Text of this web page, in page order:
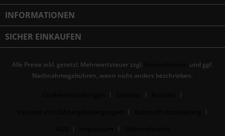
INFORMATIONEN
SICHER EINKAUFEN
Alle Preise inkl. gesetzl. Mehrwertsteuer zzgl.
und ggf.
Nachnahmegebühren, wenn nicht anders beschrieben.